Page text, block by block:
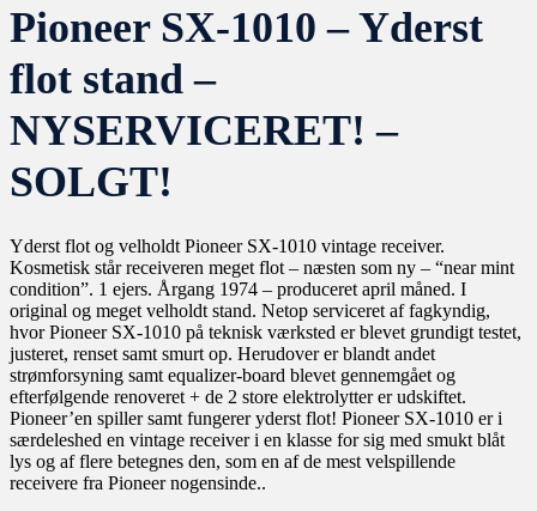
Pioneer SX-1010 – Yderst
flot stand –
NYSERVICERET! –
SOLGT!
Yderst flot og velholdt Pioneer SX-1010 vintage receiver.
Kosmetisk står receiveren meget flot – næsten som ny – “near mint
condition”. 1 ejers. Årgang 1974 – produceret april måned. I
original og meget velholdt stand. Netop serviceret af fagkyndig,
hvor Pioneer SX-1010 på teknisk værksted er blevet grundigt testet,
justeret, renset samt smurt op. Herudover er blandt andet
strømforsyning samt equalizer-board blevet gennemgået og
efterfølgende renoveret + de 2 store elektrolytter er udskiftet.
Pioneer’en spiller samt fungerer yderst flot! Pioneer SX-1010 er i
særdeleshed en vintage receiver i en klasse for sig med smukt blåt
lys og af flere betegnes den, som en af de mest velspillende
receivere fra Pioneer nogensinde..